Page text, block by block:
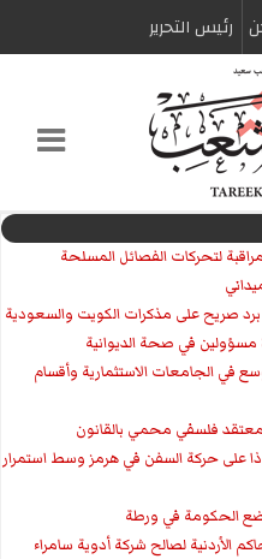
رئیس التحریر
لتحركات الفصائل المسلحة
برد صريح على مذكرات الكويت والسعودية
في الجامعات الاستثمارية وأقسام
فلسفي محمي بالقانون
على حركة السفن في هرمز وسط استمرار
الحكومة في ورطة
الأردنية لصالح شركة أدوية سامراء